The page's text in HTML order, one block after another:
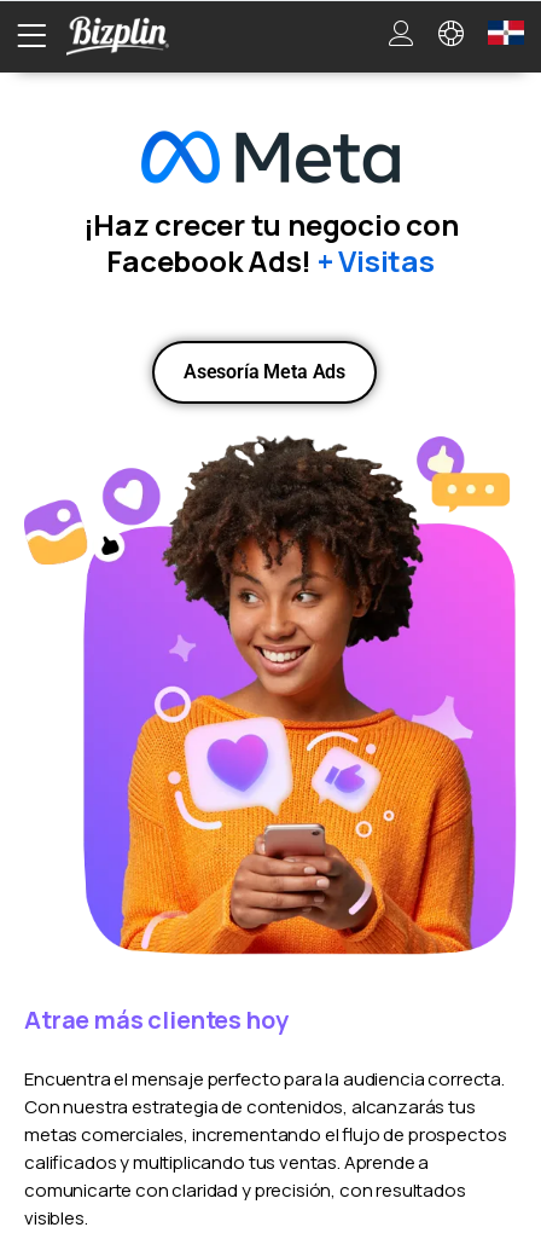
¡Haz crecer tu negocio con
Facebook Ads! + Visitas
Asesoría Meta Ads
Atrae más clientes hoy
Encuentra el mensaje perfecto para la audiencia correcta.
Con nuestra estrategia de contenidos, alcanzarás tus
metas comerciales, incrementando el flujo de prospectos
calificados y multiplicando tus ventas. Aprende a
comunicarte con claridad y precisión, con resultados
visibles.